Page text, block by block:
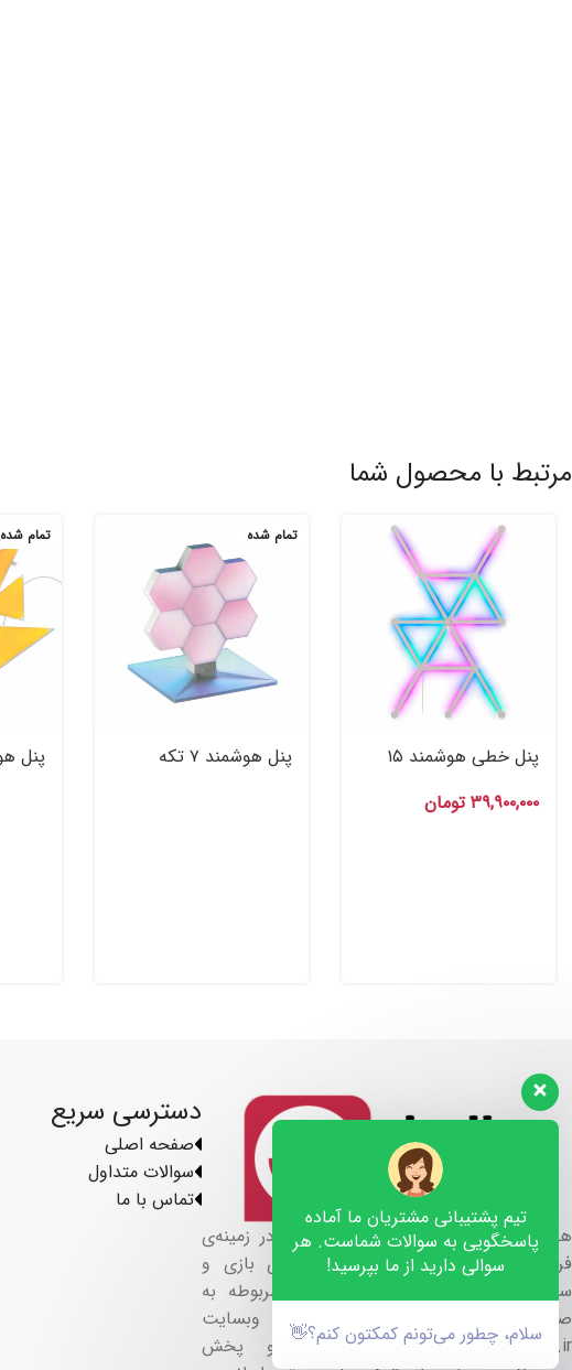
مرتبط با محصول شما
پنل خطی هوشمند ۱۵
Lines Smarter Kit
۳۹,۹۰۰,۰۰۰ تومان
تمام شده
پنل هوشمند ۷ تکه
تمام شده
دسترسی سریع
صفحه اصلی
سوالات متداول
تماس با ما
هلو گیمز فعالیت خود را از سال ۱۳۹۹ در زمینه‌ی
فروش تجهیزات گیمینگ ، کنسول های بازی و
سیستم ها کامپیوتری و لوازم جانبی مربوطه به
صورت آنلاین از طریق وبسایت
www.hellogames.ir شروع نموده و پخش
تیم پشتیبانی مشتریان ما آماده
پاسخگویی به سوالات شماست. هر
سوالی دارید از ما بپرسید!
سلام، چطور می‌تونم کمکتون کنم؟👋